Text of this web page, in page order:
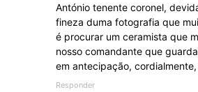
António tenente coronel,
fineza duma fotografia que
é procurar um ceramista que
nosso comandante que
em antecipação,
Responder